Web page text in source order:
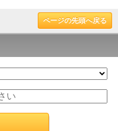
ページの先頭へ戻る